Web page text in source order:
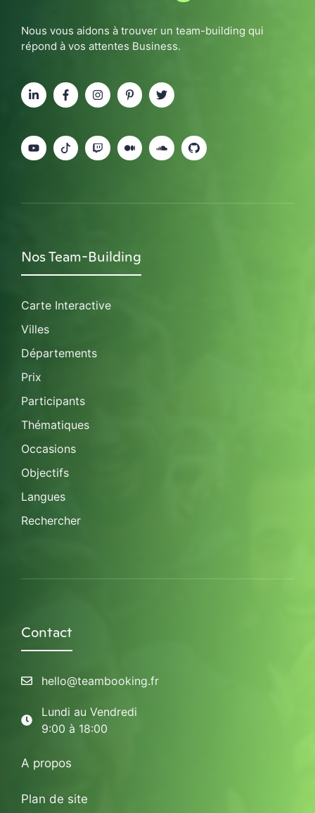
Nous vous aidons à trouver un team-building qui
répond à vos attentes Business.
Nos Team-Building
Carte Interactive
Villes
Départements
Prix
Participants
Thématiques
Occasions
Objectifs
Langues
Rechercher
Contact
hello@teambooking.fr
Lundi au Vendredi
9:00 à 18:00
A propos
Plan de site